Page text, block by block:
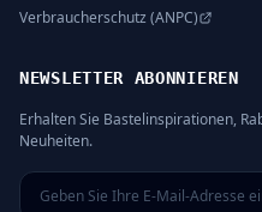
Verbraucherschutz (ANPC)
NEWSLETTER ABONNIEREN
Erhalten Sie Bastelinspirationen,
Neuheiten.